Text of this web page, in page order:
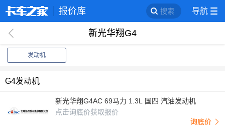
报价库 搜索 导航
回 新光华翔G4
发动机
G4发动机
新光华翔G4AC 69马力 1.3L 国四 汽油发动机
点击询底价获取报价
询底价